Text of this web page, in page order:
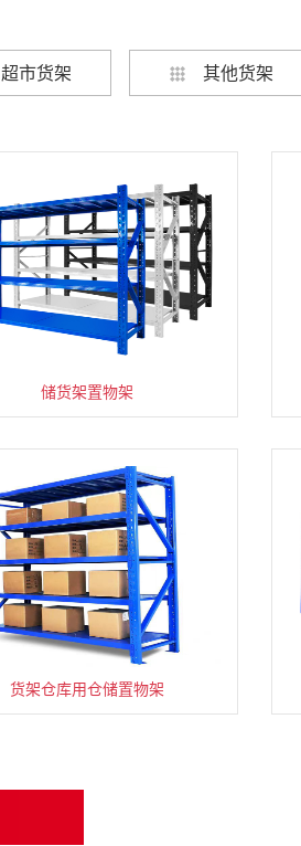
超市货架 其他货架
储货架置物架
货架仓库用仓储置物架
超市零食储物架快递货物架